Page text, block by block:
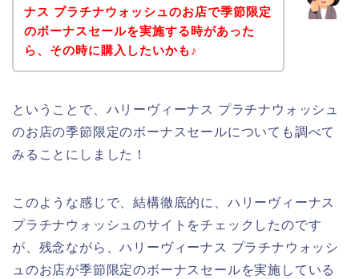
ナス プラチナウォッシュのお店で季節限定
のボーナスセールを実施する時があった
ら、その時に購入したいかも♪
ということで、ハリーヴィーナス プラチナウォッシュ
のお店の季節限定のボーナスセールについても調べて
みることにしました！
このような感じで、結構徹底的に、ハリーヴィーナス
プラチナウォッシュのサイトをチェックしたのです
が、残念ながら、ハリーヴィーナス プラチナウォッシ
ュのお店が季節限定のボーナスセールを実施している